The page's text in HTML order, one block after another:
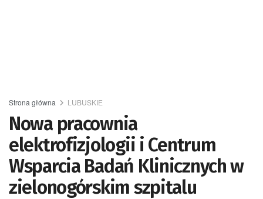
Strona główna LUBUSKIE
Nowa pracownia
elektrofizjologii i Centrum
Wsparcia Badań Klinicznych w
zielonogórskim szpitalu